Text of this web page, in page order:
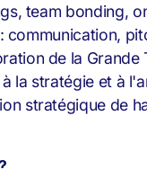
team bonding,
communication,
de la Grande
la stratégie et à
stratégique de